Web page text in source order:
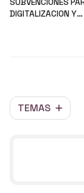
TEMAS
DIGITALIZACION Y